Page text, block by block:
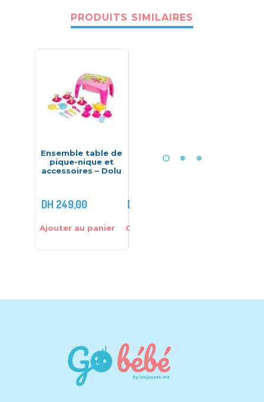
PRODUITS SIMILAIRES
Ensemble table de
pique-nique et
accessoires – Dolu
DH 249,00
Ajouter au panier
Quad électrique
pour enfants Burst
DH
Choix des options